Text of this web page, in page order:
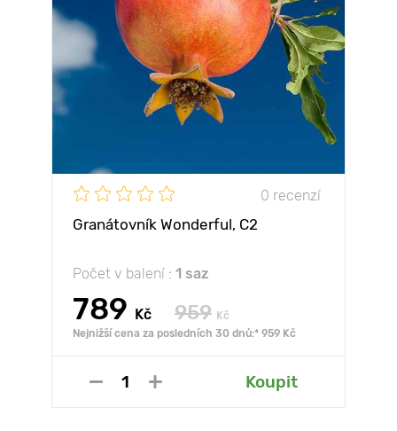
0 recenzí
Granátovník Wonderful, С2
Počet v balení : 1 saz
789 Kč 959 Kč
Nejnižší cena za posledních 30 dnů:* 959 Kč
Koupit